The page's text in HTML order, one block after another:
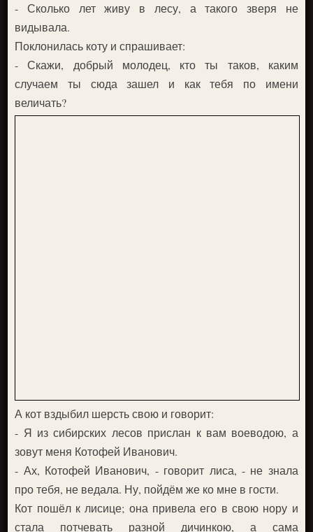
- Сколько лет живу в лесу, а такого зверя не
видывала.
Поклонилась коту и спрашивает:
- Скажи, добрый молодец, кто ты таков, каким
случаем ты сюда зашел и как тебя по имени
величать?
А кот вздыбил шерсть свою и говорит:
- Я из сибирских лесов прислан к вам воеводою, а
зовут меня Котофей Иванович.
- Ах, Котофей Иванович, - говорит лиса, - не знала
про тебя, не ведала. Ну, пойдём же ко мне в гости.
Кот пошёл к лисице; она привела его в свою нору и
стала потчевать разной дичинкою, а сама